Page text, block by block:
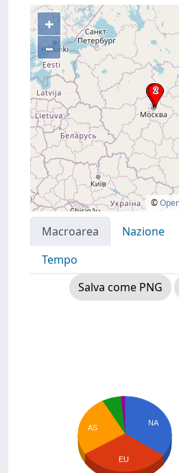
+
–
©
Macroarea Nazione
Tempo
Salva come PNG
NA
AS
EU